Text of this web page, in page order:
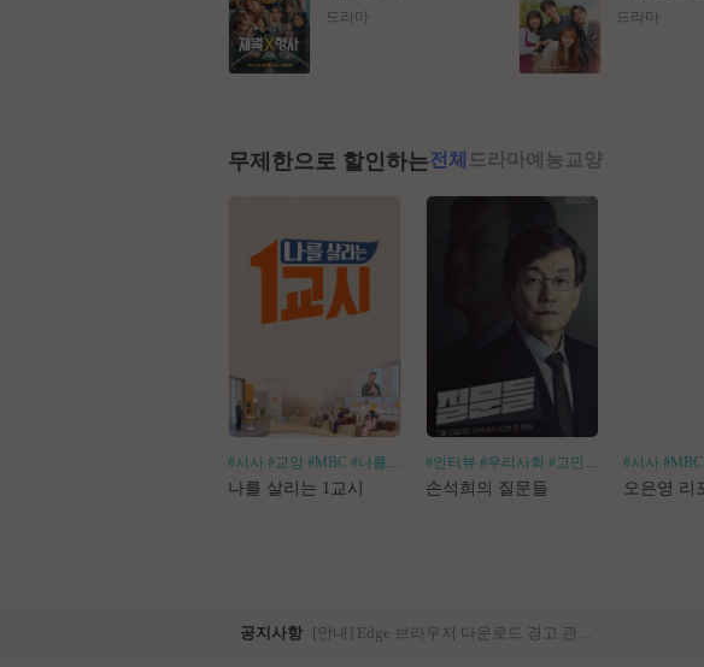
드라마 드라마
무제한으로 할인하는전체 드라마예능 교양
#시사 #교양 #MBC #나를살리는
나를 살리는 1교시
#인터뷰 #우리사회 #고민거리 #분야별
손석희의 질문들
#시사 #MBC
공지사항
[공지] 사이트 내 장기 콘텐츠 정리 작업 진행